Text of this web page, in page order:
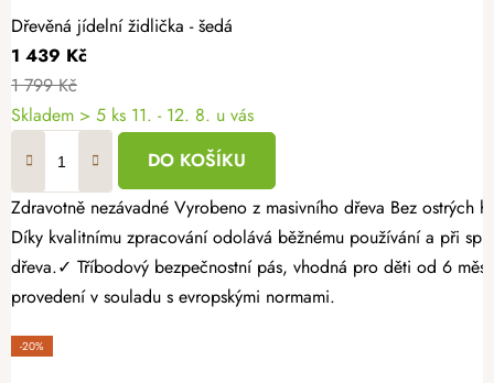
Dřevěná jídelní židlička - šedá
1 439 Kč
1 799 Kč
Skladem > 5 ks 11. - 12. 8. u vás
DO KOŠÍKU
Zdravotně nezávadné Vyrobeno z masivního dřeva Bez ostrých hran a třísek Šedá jídelní židlička značky AtmoWood usnadní každodenní stolování doma i v prostředí restaurací, kaváren nebo dětských koutků.
Díky kvalitnímu zpracování odolává běžnému používání a při
dřeva.✓ Tříbodový bezpečnostní pás, vhodná pro děti od 6
provedení v souladu s evropskými normami.
-20%